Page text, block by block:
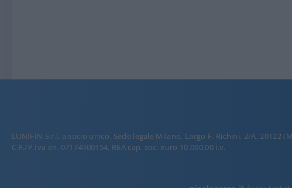
LUNIFIN S.r.l. a socio unico. Sede legale Milano, Largo F. Richini, 2/A, 20122
C.F./P.Iva en. 07174900154, REA cap. soc. euro 10.000,00 i.v.